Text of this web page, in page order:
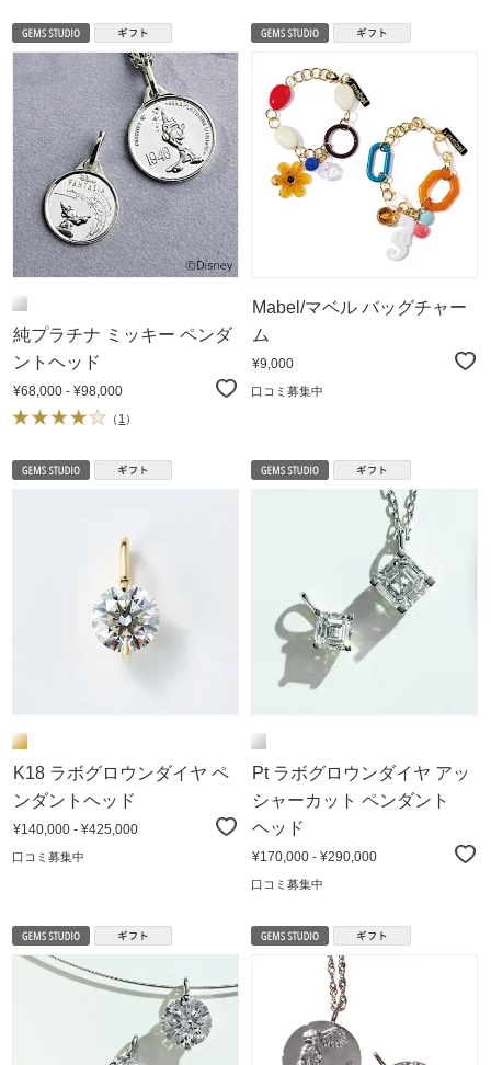
純プラチナ ミッキー ペンダ
ントヘッド
¥68,000 - ¥98,000
（ 1 ）
Mabel/マベル バッグチャー
ム
¥9,000
口コミ募集中
K18 ラボグロウンダイヤ ペ
ンダントヘッド
¥140,000 - ¥425,000
口コミ募集中
Pt ラボグロウンダイヤ アッ
シャーカット ペンダント
ヘッド
¥170,000 - ¥290,000
口コミ募集中